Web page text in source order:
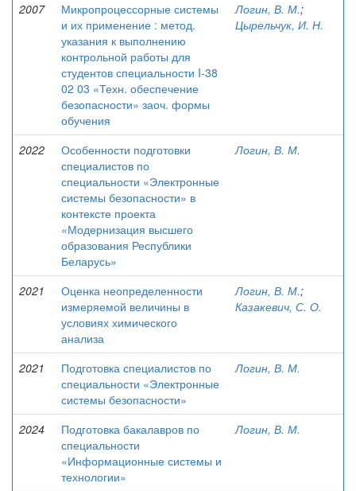
2007
Микропроцессорные системы
и их применение : метод.
указания к выполнению
контрольной работы для
студентов специальности I-38
02 03 «Техн. обеспечение
безопасности» заоч. формы
обучения
Логин, В. М.;
Цырельчук, И. Н.
2022
Особенности подготовки
специалистов по
специальности «Электронные
системы безопасности» в
контексте проекта
«Модернизация высшего
образования Республики
Беларусь»
Логин, В. М.
2021
Оценка неопределенности
измеряемой величины в
условиях химического
анализа
Логин, В. М.;
Казакевич, С. О.
2021
Подготовка специалистов по
специальности «Электронные
системы безопасности»
Логин, В. М.
2024
Подготовка бакалавров по
специальности
«Информационные системы и
технологии»
Логин, В. М.